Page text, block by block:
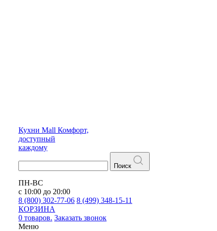
Кухни Mall Комфорт,
доступный
каждому
Поиск
ПН-ВС
с 10:00 до 20:00
8 (800) 302-77-06 8 (499) 348-15-11
КОРЗИНА
0 товаров. Заказать звонок
Меню